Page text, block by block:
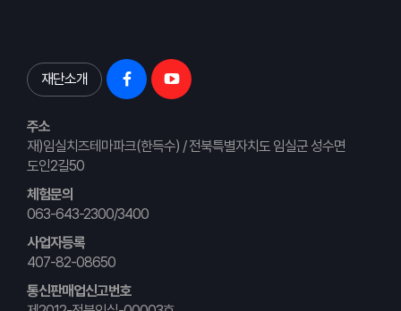
재단소개
주소
재)임실치즈테마파크(한득수) / 전북특별자치도 임실군 성수면
도인2길50
체험문의
063-643-2300/3400
사업자등록
407-82-08650
통신판매업신고번호